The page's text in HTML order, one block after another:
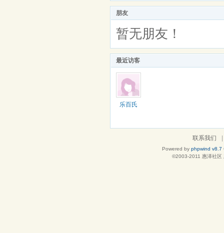
朋友
暂无朋友！
最近访客
乐百氏
联系我们 |
Powered by phpwind v8.7
©2003-2011 惠泽社区